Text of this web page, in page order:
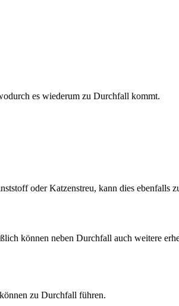
es wiederum zu Durchfall kommt.
oder Katzenstreu, kann dies ebenfalls
können neben Durchfall auch weitere
zu Durchfall führen.